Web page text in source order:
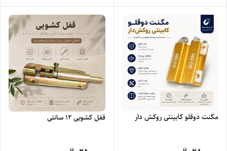
مگنت دوقلو کابینتی روکش دار قفل کشویی ۱۲ سانتی